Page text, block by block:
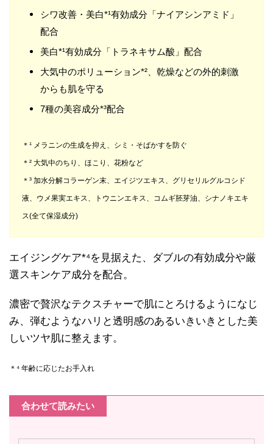
シワ改善・美白*¹有効成分「ナイアシンアミド」
配合
美白*¹有効成分「トラネキサム酸」配合
大気中のポリューション*²、乾燥などの外的刺激
からも肌を守る
7種の美容成分*³配合
＊¹ メラニンの生成を抑え、シミ・そばかすを防ぐ
＊² 大気中のちり、ほこり、花粉など
＊³ 加水分解コラーゲン末、エイジツエキス、グリセリルグルコシド
液、ウメ果実エキス、トウニンエキス、コムギ胚芽油、シナノキエキ
ス(全て保湿成分)
エイジングケア*⁴を見据えた、ダブルの有効成分や厳
選スキンケア成分を配合。
濃密で贅沢なテクスチャーで肌にとろけるようになじ
み、弾むようなハリと透明感のあるいきいきとした美
しいツヤ肌に整えます。
＊⁴ 年齢に応じたお手入れ
合わせて読みたい